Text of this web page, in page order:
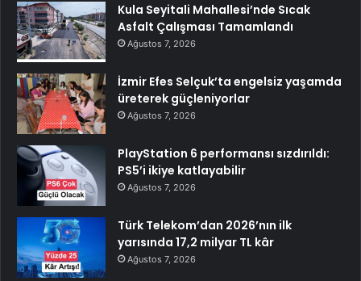
Kula Seyitali Mahallesi’nde Sıcak
Asfalt Çalışması Tamamlandı
Ağustos 7, 2026
İzmir Efes Selçuk’ta engelsiz yaşamda
üreterek güçleniyorlar
Ağustos 7, 2026
PlayStation 6 performansı sızdırıldı:
PS5’i ikiye katlayabilir
Ağustos 7, 2026
Türk Telekom’dan 2026’nın ilk
yarısında 17,2 milyar TL kâr
Ağustos 7, 2026